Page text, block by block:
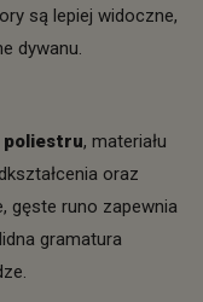
są lepiej widoczne,
dywanu.
poliestru, materiału
oraz
gęste runo zapewnia
gramatura